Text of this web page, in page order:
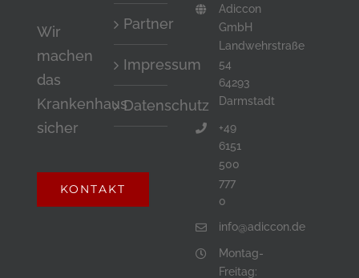
ein
Mensch
bist.
Wir
machen
das
Krankenhaus
sicher
KONTAKT
Partner
Impressum
Datenschutz
Adiccon
GmbH
Landwehrstraße
54
64293
Darmstadt
+49
6151
500
777
0
info@adiccon.de
Montag-
Freitag: